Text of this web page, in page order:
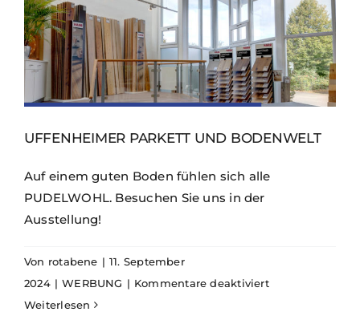
UFFENHEIMER PARKETT UND BODENWELT
Auf einem guten Boden fühlen sich alle
PUDELWOHL. Besuchen Sie uns in der
Ausstellung!
Von rotabene | 11. September
2024 | WERBUNG | Kommentare deaktiviertfür
Weiterlesen